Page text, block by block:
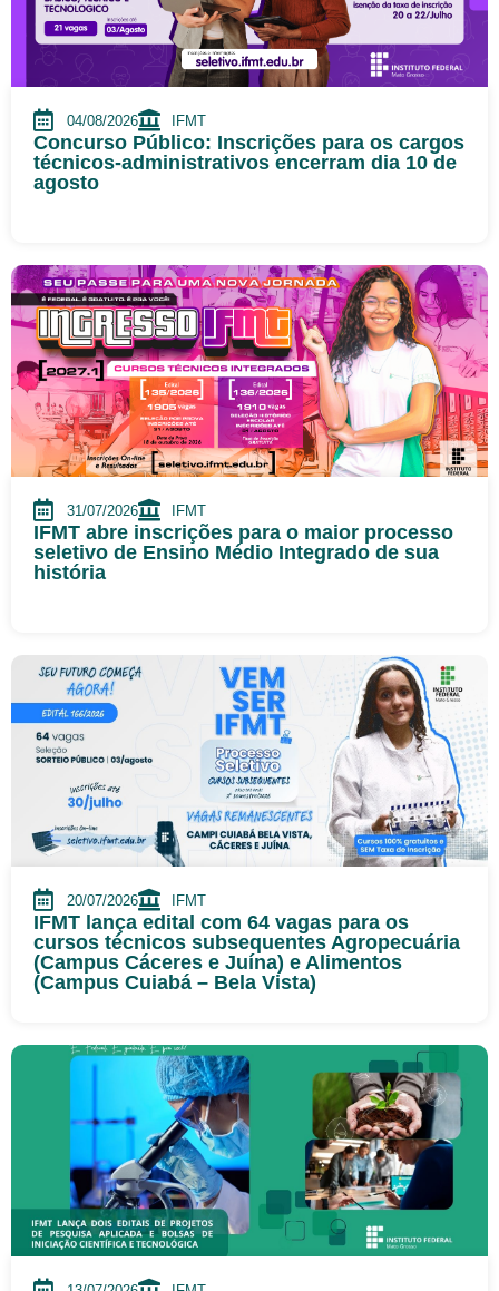
04/08/2026 IFMT
Concurso Público: Inscrições para os cargos
técnicos-administrativos encerram dia 10 de
agosto
31/07/2026 IFMT
IFMT abre inscrições para o maior processo
seletivo de Ensino Médio Integrado de sua
história
20/07/2026 IFMT
IFMT lança edital com 64 vagas para os
cursos técnicos subsequentes Agropecuária
(Campus Cáceres e Juína) e Alimentos
(Campus Cuiabá – Bela Vista)